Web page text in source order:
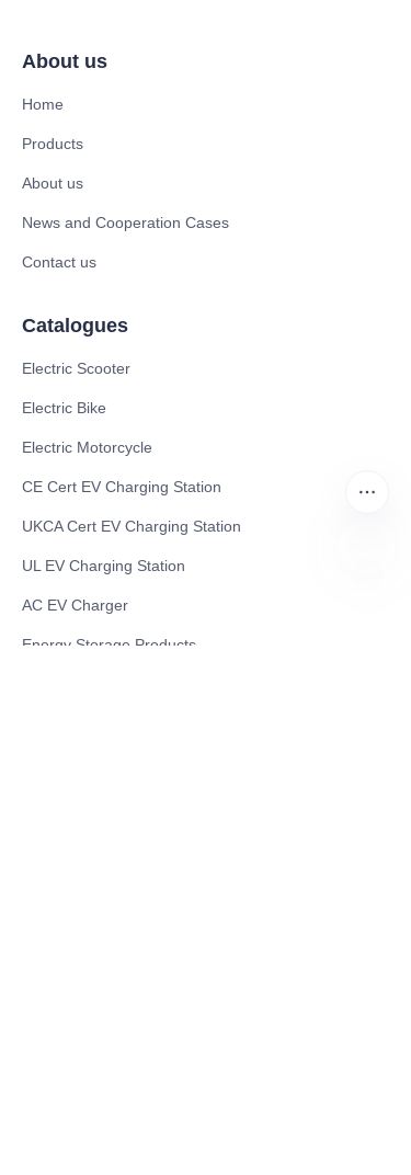
About us
Home
Products
About us
News and Cooperation Cases
Contact us
Catalogues
Electric Scooter
Electric Bike
Electric Motorcycle
CE Cert EV Charging Station
UKCA Cert EV Charging Station
UL EV Charging Station
AC EV Charger
Energy Storage Products
UR